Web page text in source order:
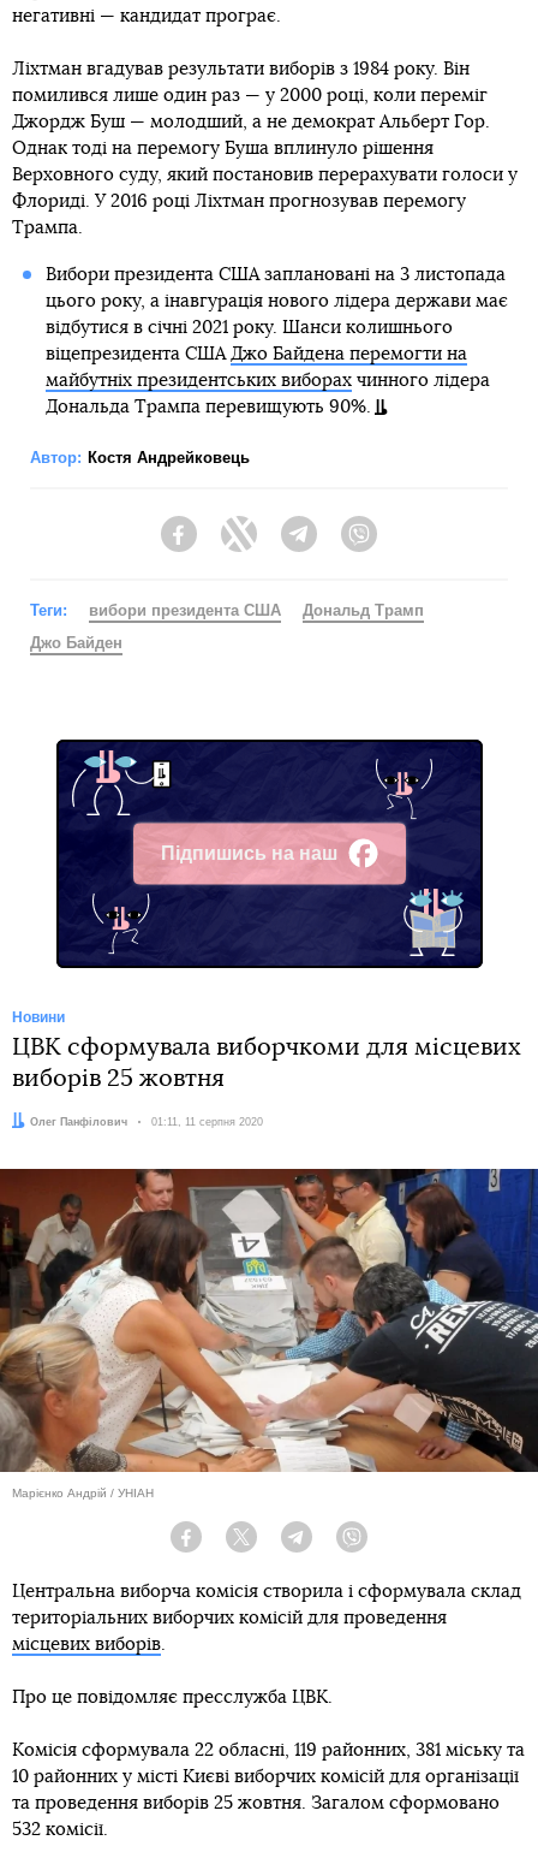
негативні — кандидат програє.
Ліхтман вгадував результати виборів з 1984 року. Він
помилився лише один раз — у 2000 році, коли переміг
Джордж Буш — молодший, а не демократ Альберт Гор.
Однак тоді на перемогу Буша вплинуло рішення
Верховного суду, який постановив перерахувати голоси у
Флориді. У 2016 році Ліхтман прогнозував перемогу
Трампа.
Вибори президента США заплановані на 3 листопада
цього року, а інавгурація нового лідера держави має
відбутися в січні 2021 року. Шанси колишнього
віцепрезидента США Джо Байдена перемогти на
майбутніх президентських виборахчинного лідера
Дональда Трампа перевищують 90%.
Автор: Костя Андрейковець
FacebookTwitter Telegram
Теги: вибори президента США
Дональд Трамп
Джо Байден
Підпишись на наш
Facebook
Новини
ЦВК сформувала виборчкоми для місцевих
виборів 25 жовтня
Автор:
Олег Панфілович Дата:
01:11, 11 серпня 2020
Марієнко Андрій / УНІАН
Facebook Twitter Telegram
Центральна виборча комісія створила і сформувала склад
територіальних виборчих комісій для проведення
місцевих виборів.
Про це повідомляє пресслужба ЦВК.
Комісія сформувала 22 обласні, 119 районних, 381 міську та
10 районних у місті Києві виборчих комісій для організації
та проведення виборів 25 жовтня. Загалом сформовано
532 комісії.